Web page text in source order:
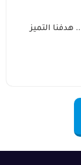
هدفنا التميز